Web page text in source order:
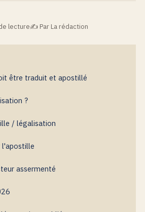
lecture Par La rédaction
être traduit et apostillé
?
/ légalisation
l'apostille
assermenté